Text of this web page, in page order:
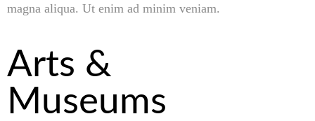
magna aliqua. Ut enim ad minim veniam.
Arts &
Museums